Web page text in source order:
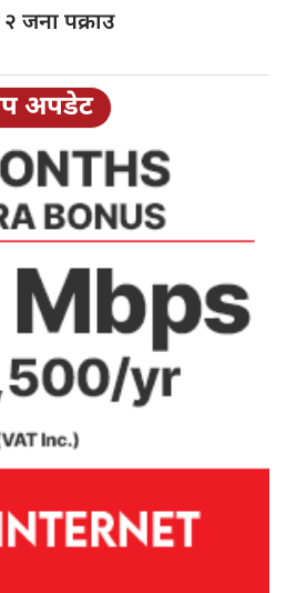
२ जना पक्राउ
अपडेट